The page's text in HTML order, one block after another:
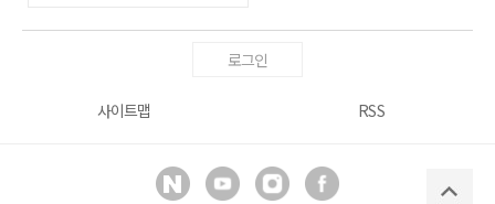
로그인
사이트맵 RSS